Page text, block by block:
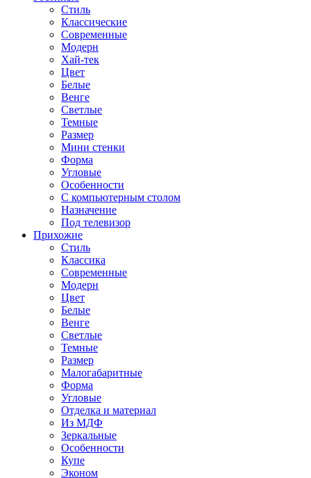
Стиль
Классические
Современные
Модерн
Хай-тек
Цвет
Белые
Венге
Светлые
Темные
Размер
Мини стенки
Форма
Угловые
Особенности
С компьютерным столом
Назначение
Под телевизор
Прихожие
Стиль
Классика
Современные
Модерн
Цвет
Белые
Венге
Светлые
Темные
Размер
Малогабаритные
Форма
Угловые
Отделка и материал
Из МДФ
Зеркальные
Особенности
Купе
Эконом